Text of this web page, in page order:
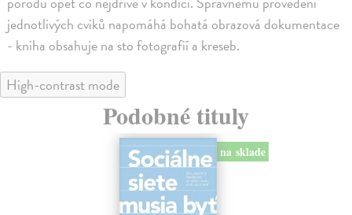
jednotlivých cviků napomáhá bohatá obrazová dokumentace
- kniha obsahuje na sto fotografií a kreseb.
High-contrast mode
Podobné tituly
na sklade